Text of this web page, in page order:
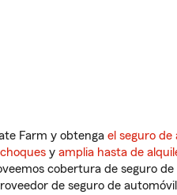
Farm y obtenga el seguro de
choques y amplia hasta de
cobertura de seguro
de seguro de